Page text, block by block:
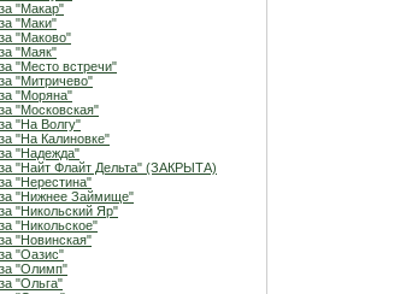
"Макар"
"Маки"
"Маково"
"Маяк"
"Место встречи"
"Митричево"
"Моряна"
"Московская"
"На Волгу"
"На Калиновке"
"Надежда"
"Найт Флайт Дельта" (ЗАКРЫТА)
"Нерестина"
"Нижнее Займище"
"Никольский Яр"
"Никольское"
"Новинская"
"Оазис"
"Олимп"
"Ольга"